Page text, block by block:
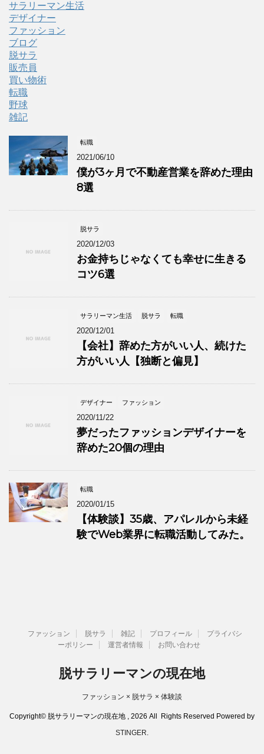
サラリーマン生活
デザイナー
ファッション
ブログ
脱サラ
販売員
買い物術
転職
野球
雑記
転職
2021/06/10
僕が3ヶ月で不動産営業を辞めた理由
8選
脱サラ
2020/12/03
お金持ちじゃなくても幸せに生きる
コツ6選
サラリーマン生活 脱サラ 転職
2020/12/01
【会社】辞めた方がいい人、続けた
方がいい人【独断と偏見】
デザイナー ファッション
2020/11/22
夢だったファッションデザイナーを
辞めた20個の理由
転職
2020/01/15
【体験談】35歳、アパレルから未経
験でWeb業界に転職活動してみた。
ファッション 脱サラ 雑記 プロフィール
プライバシ
ーポリシー
運営者情報 お問い合わせ
脱サラリーマンの現在地
ファッション × 脱サラ × 体験談
Copyright© 脱サラリーマンの現在地 , 2026 All Rights Reserved Powered by
STINGER.